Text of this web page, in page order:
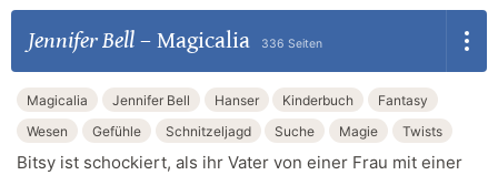
Jennifer Bell– Magicalia 336 Seiten
Magicalia Jennifer Bell Hanser Kinderbuch
Fantasy
Wesen
Gefühle Schnitzeljagd Suche Magie Twists
Bitsy ist schockiert, als ihr Vater von einer Frau mit einer